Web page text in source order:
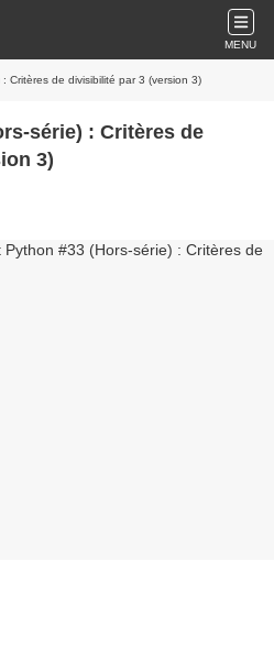
MENU
Critères de divisibilité par 3 (version 3)
série) : Critères de
3)